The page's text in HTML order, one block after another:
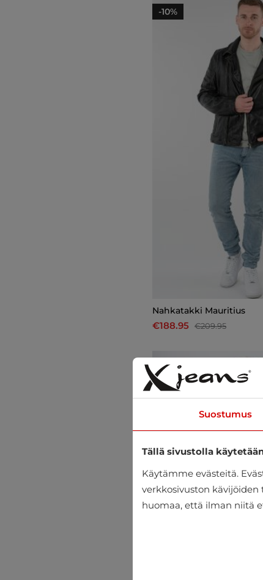
-10%
Nahkatakki Mauritius
€188.95 €209.95
-10%
Suostumus
Tällä sivustolla
Käytämme evästeitä.
verkkosivuston
huomaa, että ilman niitä